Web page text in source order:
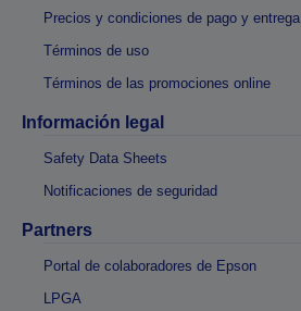
Precios y condiciones de pago y entrega
Términos de uso
Términos de las promociones online
Información legal
Safety Data Sheets
Notificaciones de seguridad
Partners
Portal de colaboradores de Epson
LPGA